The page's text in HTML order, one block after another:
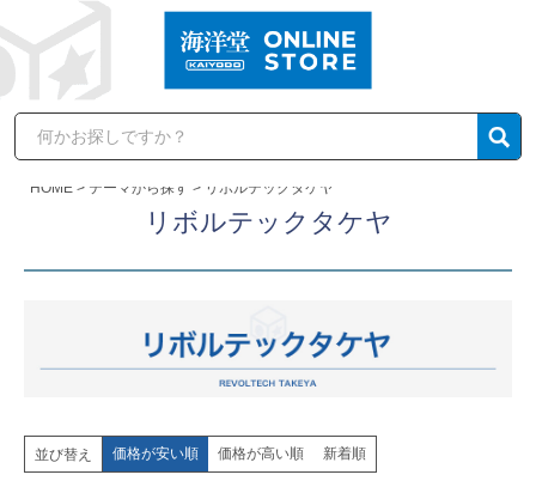
HOME テーマから探す リボルテックタケヤ
リボルテックタケヤ
並び替え 価格が安い順 価格が高い順 新着順